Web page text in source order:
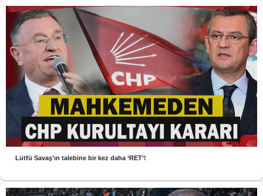
Lütfü Savaş’ın talebine bir kez daha ‘RET’!